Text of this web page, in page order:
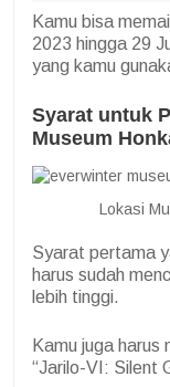
Kamu bisa
2023 hingga 29
yang kamu
Syarat untuk
Museum
Lokasi
Syarat pertama
harus sudah
lebih tinggi.
Kamu juga harus
“Jarilo-VI: Silent